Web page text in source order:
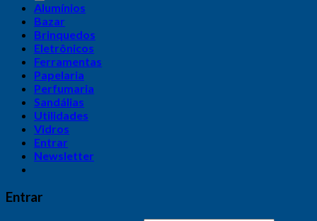
Alumínios
Bazar
Brinquedos
Eletrônicos
Ferramentas
Papelaria
Perfumaria
Sandálias
Utilidades
Vidros
Entrar
Newsletter
Entrar